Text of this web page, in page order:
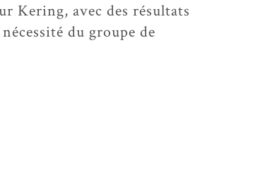
Kering, avec des résultats
du groupe de